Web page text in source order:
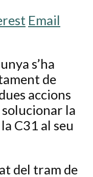
Email
s’ha
de
accions
la
C31 al seu
del tram de